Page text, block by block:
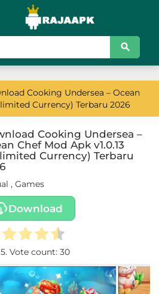
Cooking Undersea – Ocean
Currency) Terbaru 2026
Cooking Undersea –
Chef Mod Apk v1.0.13
Currency) Terbaru
, Games
Download
Vote count: 30